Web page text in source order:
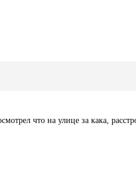
что на улице за кака,